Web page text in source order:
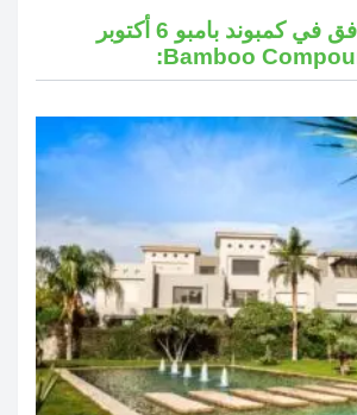
الخدمات والمرافق في كمبوند بامبو 6 أكتوبر
Bamboo